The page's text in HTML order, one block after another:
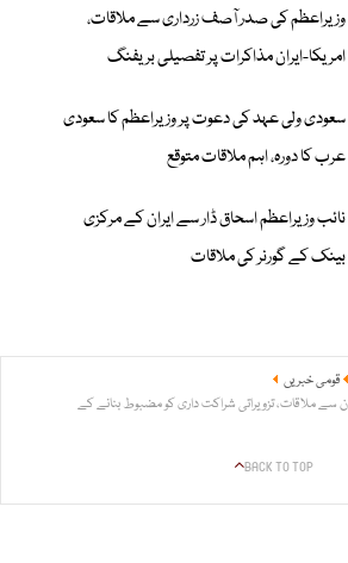
وزیراعظم کی صدر آصف زرداری سے ملاقات،
امریکا-ایران مذاکرات پر تفصیلی بریفنگ
سعودی ولی عہد کی دعوت پر وزیراعظم کا سعودی
عرب کا دورہ، اہم ملاقات متوقع
نائب وزیراعظم اسحاق ڈار سے ایران کے مرکزی
بینک کے گورنر کی ملاقات
قومی خبریں
سے ملاقات، تزویراتی شراکت داری کو مضبوط بنانے کے
BACK TO TOP